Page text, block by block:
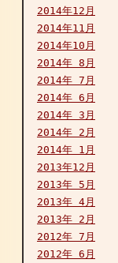
2014年12月
2014年11月
2014年10月
2014年 8月
2014年 7月
2014年 6月
2014年 3月
2014年 2月
2014年 1月
2013年12月
2013年 5月
2013年 4月
2013年 2月
2012年 7月
2012年 6月